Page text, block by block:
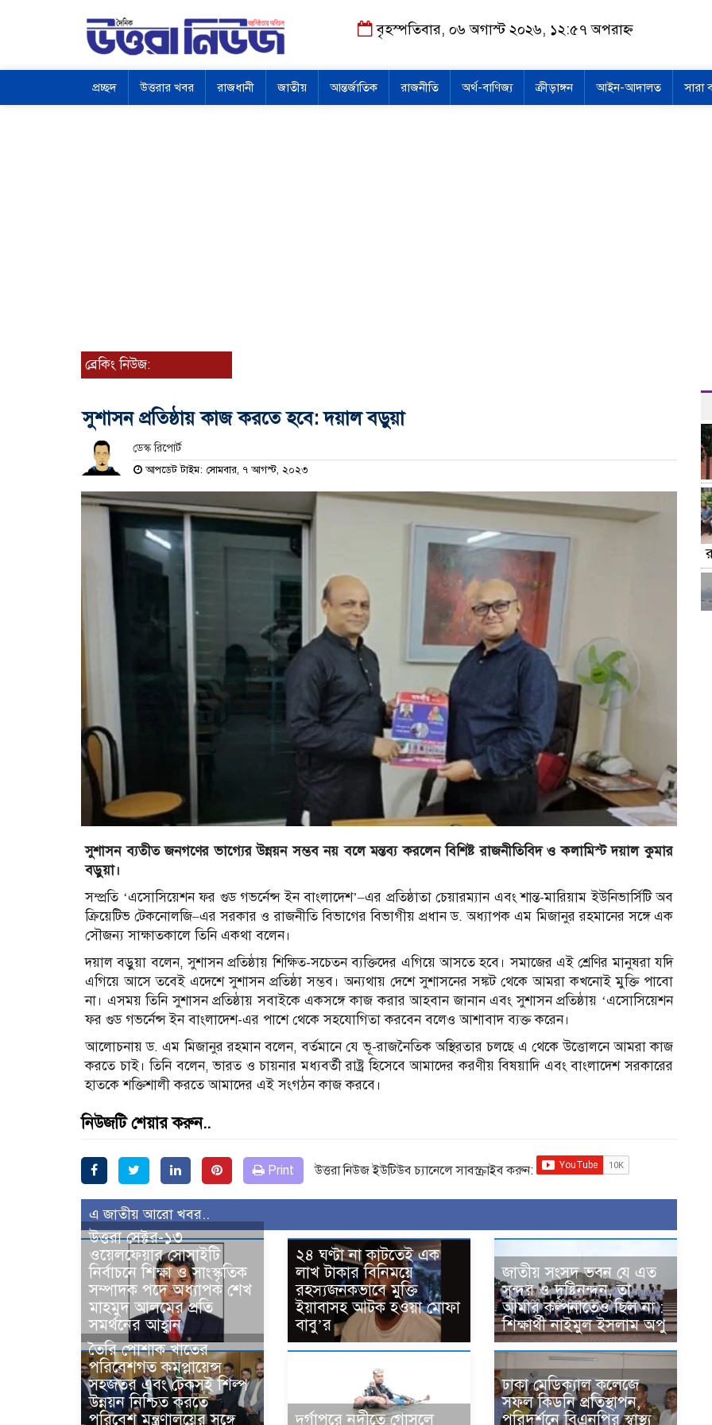
বৃহস্পতিবার, ০৬ অগাস্ট ২০২৬, ১২:৫৭ অপরাহ্ন
প্রচ্ছদ উত্তরার খবর রাজধানী জাতীয় আন্তর্জাতিক রাজনীতি অর্থ-বাণিজ্য ক্রীড়াঙ্গন আইন-আদালত সারা
ব্রেকিং নিউজ:
সুশাসন প্রতিষ্ঠায় কাজ করতে হবে: দয়াল বড়ুয়া
ডেস্ক রিপোর্ট
আপডেট টাইম: সোমবার, ৭ আগস্ট, ২০২৩
সুশাসন ব্যতীত জনগণের ভাগ্যের উন্নয়ন সম্ভব নয় বলে মন্তব্য করলেন বিশিষ্ট রাজনীতিবিদ ও কলামিস্ট দয়াল কুমার
বড়ুয়া।
সম্প্রতি ‘এসোসিয়েশন ফর গুড গভর্নেন্স ইন বাংলাদেশ’–এর প্রতিষ্ঠাতা চেয়ারম্যান এবং শান্ত-মারিয়াম ইউনিভার্সিটি অব
ক্রিয়েটিভ টেকনোলজি–এর সরকার ও রাজনীতি বিভাগের বিভাগীয় প্রধান ড. অধ্যাপক এম মিজানুর রহমানের সঙ্গে এক
সৌজন্য সাক্ষাতকালে তিনি একথা বলেন।
দয়াল বড়ুয়া বলেন, সুশাসন প্রতিষ্ঠায় শিক্ষিত-সচেতন ব্যক্তিদের এগিয়ে আসতে হবে। সমাজের এই শ্রেণির মানুষরা যদি
এগিয়ে আসে তবেই এদেশে সুশাসন প্রতিষ্ঠা সম্ভব। অন্যথায় দেশে সুশাসনের সঙ্কট থেকে আমরা কখনোই মুক্তি পাবো
না। এসময় তিনি সুশাসন প্রতিষ্ঠায় সবাইকে একসঙ্গে কাজ করার আহবান জানান এবং সুশাসন প্রতিষ্ঠায় ‘এসোসিয়েশন
ফর গুড গভর্নেন্স ইন বাংলাদেশ-এর পাশে থেকে সহযোগিতা করবেন বলেও আশাবাদ ব্যক্ত করেন।
আলোচনায় ড. এম মিজানুর রহমান বলেন, বর্তমানে যে ভূ-রাজনৈতিক অস্থিরতার চলছে এ থেকে উত্তোলনে আমরা কাজ
করতে চাই। তিনি বলেন, ভারত ও চায়নার মধ্যবর্তী রাষ্ট্র হিসেবে আমাদের করণীয় বিষয়াদি এবং বাংলাদেশ সরকারের
হাতকে শক্তিশালী করতে আমাদের এই সংগঠন কাজ করবে।
নিউজটি শেয়ার করুন..
Print উত্তরা নিউজ ইউটিউব চ্যানেলে সাবস্ক্রাইব করুন:
এ জাতীয় আরো খবর..
উত্তরা সেক্টর-১৩
ওয়েলফেয়ার সোসাইটি
নির্বাচনে শিক্ষা ও সাংস্কৃতিক
সম্পাদক পদে অধ্যাপক শেখ
মাহমুদ আলমের প্রতি
সমর্থনের আহ্বান
২৪ ঘণ্টা না কাটতেই এক
লাখ টাকার বিনিময়ে
রহস্যজনকভাবে মুক্তি
ইয়াবাসহ আটক হওয়া মোফা
বাবু’র
জাতীয় সংসদ ভবন যে এত
সুন্দর ও দৃষ্টিনন্দন, তা
আমার কল্পনাতেও ছিল না :
শিক্ষার্থী নাইমুল ইসলাম অপু
তৈরি পোশাক খাতের
পরিবেশগত কমপ্লায়েন্স
সহজতর এবং টেকসই শিল্প
উন্নয়ন নিশ্চিত করতে
পরিবেশ মন্ত্রণালয়ের সঙ্গে
দুর্গাপুরে নদীতে গোসলে
ঢাকা মেডিক্যাল কলেজে
সফল কিডনি প্রতিস্থাপন,
পরিদর্শনে বিএনপির স্বাস্থ্য